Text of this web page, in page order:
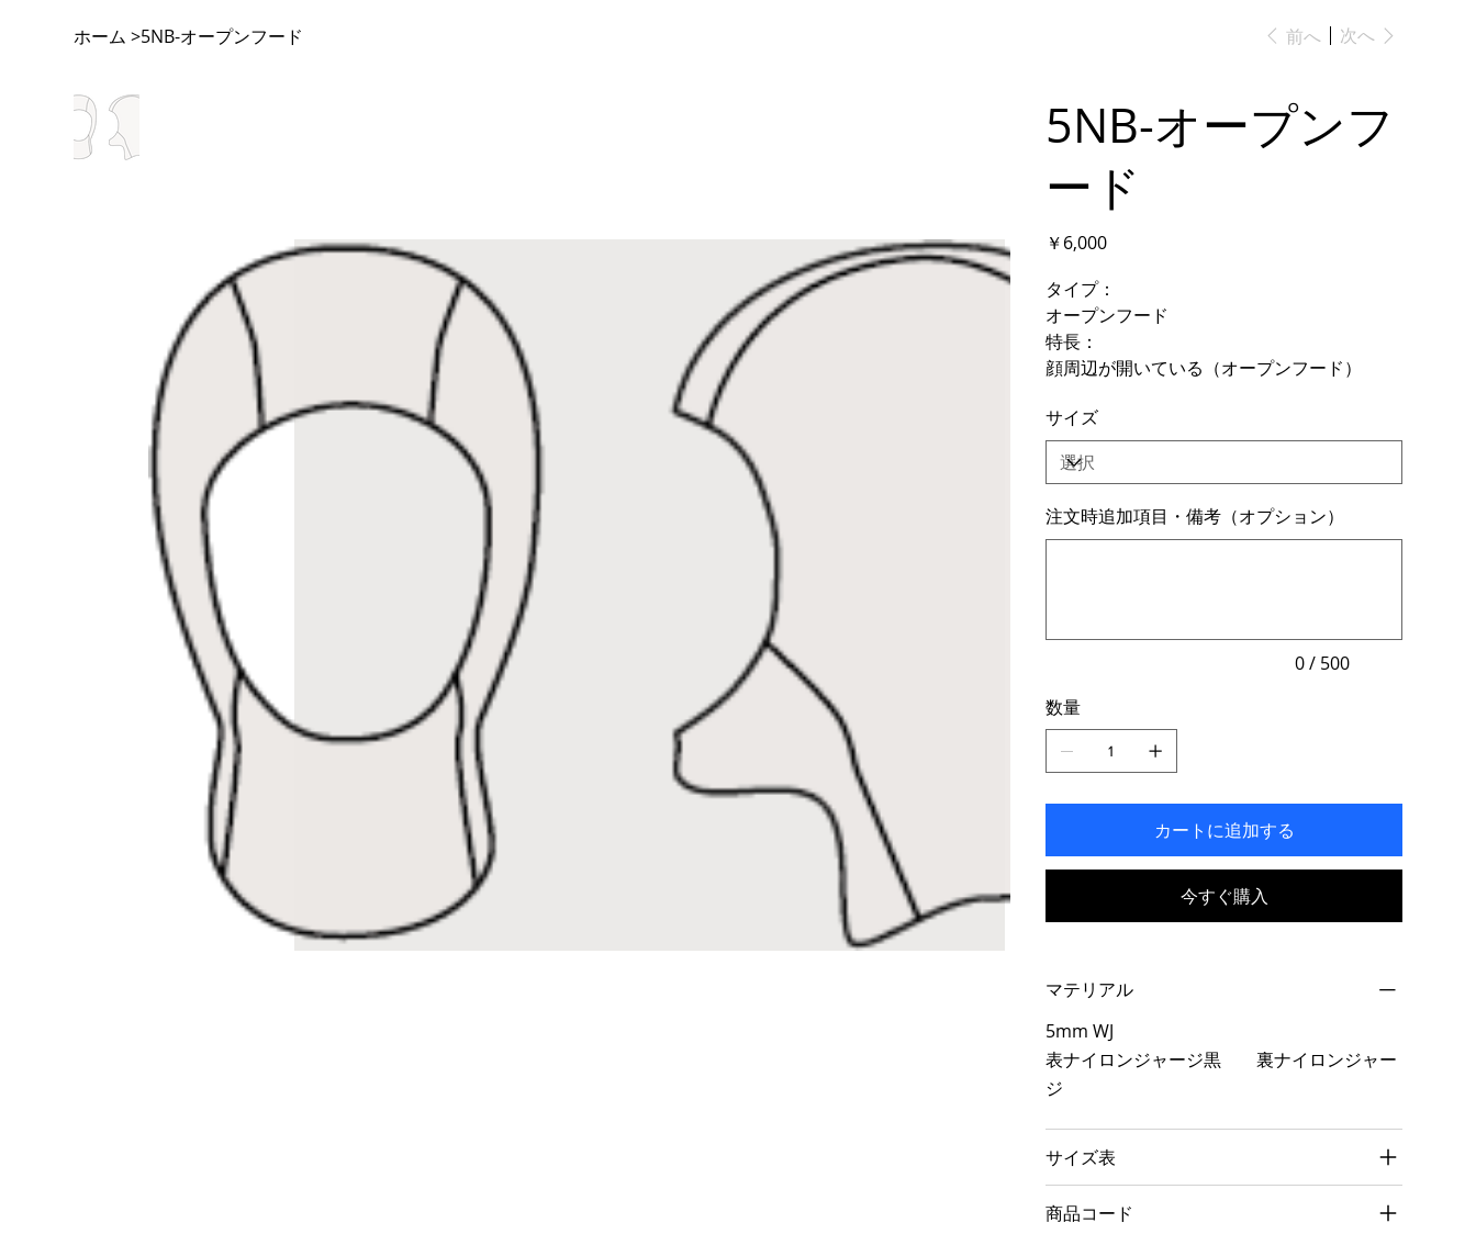
ホーム >5NB-オープンフード 前へ 次へ
5NB-オープンフ
ード
価
格
￥6,000
タイプ：
オープンフード
特長：
顔周辺が開いている（オープンフード）
サイズ
注文時追加項目・備考（オプション）
入
ま
す。
0 / 500
数量
カートに追加する
今すぐ購入
マテリアル
5mm WJ
表ナイロンジャージ黒 裏ナイロンジャー
ジ
サイズ表
商品コード